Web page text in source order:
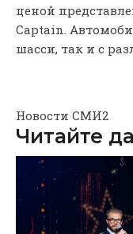
ценой
Captain.
шасси, так и с
Новости СМИ2
Читайте